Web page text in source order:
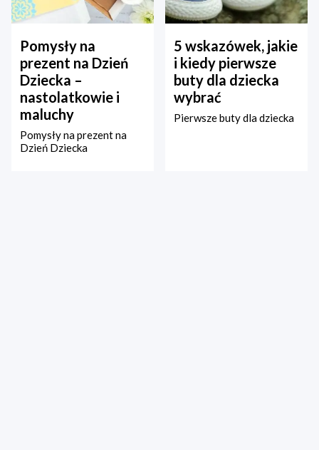
Pomysły na
prezent na Dzień
Dziecka –
nastolatkowie i
maluchy
Pomysły na prezent na
Dzień Dziecka
5 wskazówek, jakie
i kiedy pierwsze
buty dla dziecka
wybrać
Pierwsze buty dla dziecka